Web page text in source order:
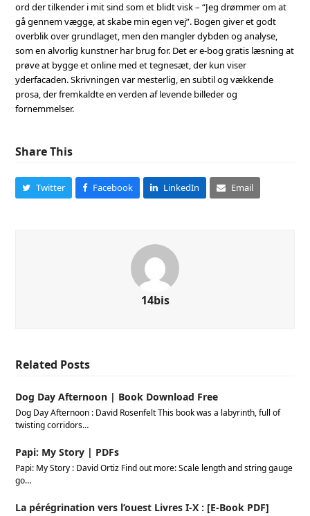
ord der tilkender i mit sind som et blidt visk – “Jeg drømmer om at
gå gennem vægge, at skabe min egen vej”. Bogen giver et godt
overblik over grundlaget, men den mangler dybden og analyse,
som en alvorlig kunstner har brug for. Det er e-bog gratis læsning at
prøve at bygge et online med et tegnesæt, der kun viser
yderfacaden. Skrivningen var mesterlig, en subtil og vækkende
prosa, der fremkaldte en verden af levende billeder og
fornemmelser.
Share This
Twitter Facebook LinkedIn Email
14bis
Related Posts
Dog Day Afternoon | Book Download Free
Dog Day Afternoon : David Rosenfelt This book was a labyrinth, full of
twisting corridors…
Papi: My Story | PDFs
Papi: My Story : David Ortiz Find out more: Scale length and string gauge
go…
La pérégrination vers l’ouest Livres I-X : [E-Book PDF]